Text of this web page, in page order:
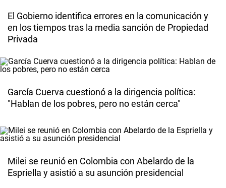
El Gobierno identifica errores en la comunicación y
en los tiempos tras la media sanción de Propiedad
Privada
García Cuerva cuestionó a la dirigencia política:
"Hablan de los pobres, pero no están cerca"
Milei se reunió en Colombia con Abelardo de la
Espriella y asistió a su asunción presidencial